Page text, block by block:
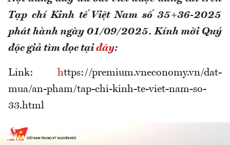
Tạp chí Kinh tế Việt Nam số 35+36-2025
phát hành ngày 01/09/2025. Kính mời Quý
độc giả tìm đọc tại đây:
Link: https://premium.vneconomy.vn/dat-
mua/an-pham/tap-chi-kinh-te-viet-nam-so-
33.html